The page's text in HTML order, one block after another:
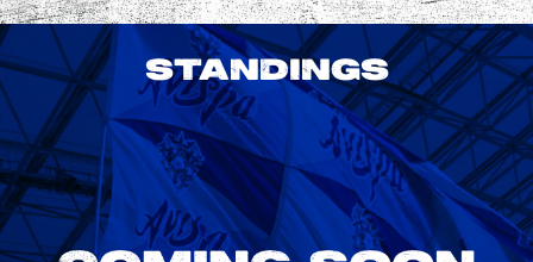
STANDINGS